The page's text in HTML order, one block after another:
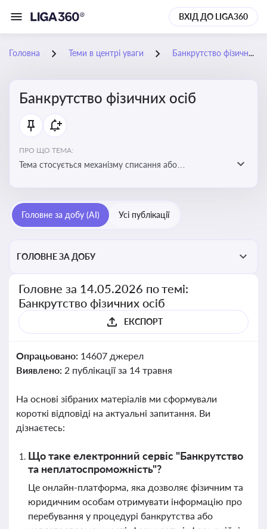
ВХІД ДО LIGA360
Головна Теми в центрі уваги Банкрутство фізичних осіб
Банкрутство фізичних осіб
ПРО ЩО ТЕМА:
Тема стосується механізму списання або
права як боржника, так і кредиторів
Головне за добу (AI) Усі публікації
ГОЛОВНЕ ЗА ДОБУ
Головне за 14.05.2026 по темі:
Банкрутство фізичних осіб
ЕКСПОРТ
Опрацьовано: 14607 джерел
Виявлено: 2 публікації за 14 травня
На основі зібраних матеріалів ми сформували
короткі відповіді на актуальні запитання. Ви
дізнаєтесь:
Що таке електронний сервіс "Банкрутство
та неплатоспроможність"?
Це онлайн-платформа, яка дозволяє фізичним та
юридичним особам отримувати інформацію про
перебування у процедурі банкрутства або